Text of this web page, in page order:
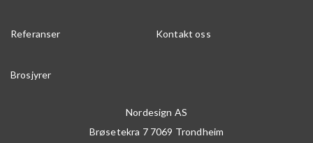
Referanser Kontakt oss
Brosjyrer
Nordesign AS
Brøsetekra 7 7069 Trondheim